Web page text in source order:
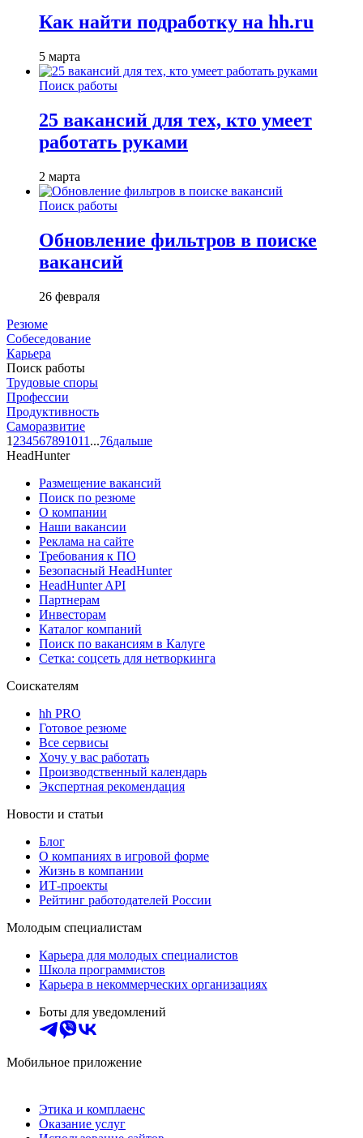
Как найти подработку на hh.ru
5 марта
Поиск работы
25 вакансий для тех, кто умеет
работать руками
2 марта
Поиск работы
Обновление фильтров в поиске
вакансий
26 февраля
Резюме
Собеседование
Карьера
Поиск работы
Трудовые споры
Профессии
Продуктивность
Саморазвитие
1 234567891011 ...76дальше
HeadHunter
Размещение вакансий
Поиск по резюме
О компании
Наши вакансии
Реклама на сайте
Требования к ПО
Безопасный HeadHunter
HeadHunter API
Партнерам
Инвесторам
Каталог компаний
Поиск по вакансиям в Калуге
Сетка: соцсеть для нетворкинга
Соискателям
hh PRO
Готовое резюме
Все сервисы
Хочу у вас работать
Производственный календарь
Экспертная рекомендация
Новости и статьи
Блог
О компаниях в игровой форме
Жизнь в компании
ИТ-проекты
Рейтинг работодателей России
Молодым специалистам
Карьера для молодых специалистов
Школа программистов
Карьера в некоммерческих организациях
Боты для уведомлений
Мобильное приложение
Этика и комплаенс
Оказание услуг